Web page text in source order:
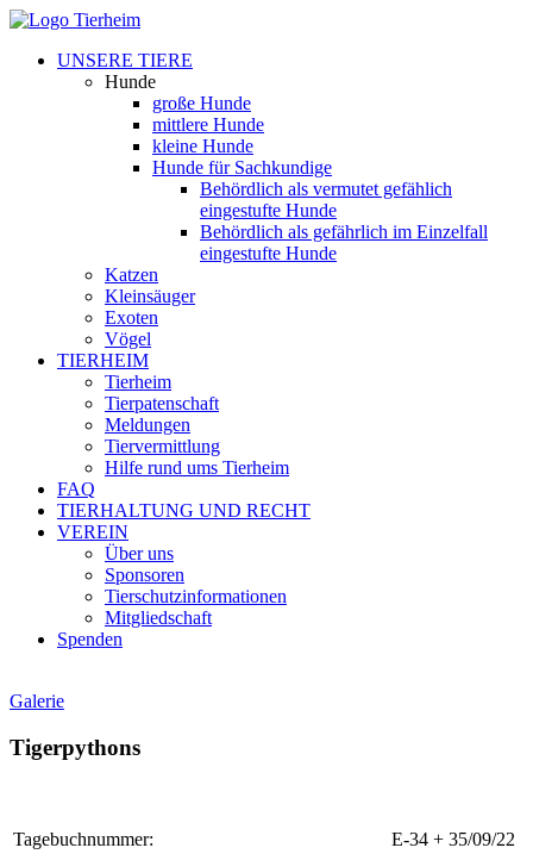
UNSERE TIERE
Hunde
große Hunde
mittlere Hunde
kleine Hunde
Hunde für Sachkundige
Behördlich als vermutet gefählich
eingestufte Hunde
Behördlich als gefährlich im Einzelfall
eingestufte Hunde
Katzen
Kleinsäuger
Exoten
Vögel
TIERHEIM
Tierheim
Tierpatenschaft
Meldungen
Tiervermittlung
Hilfe rund ums Tierheim
FAQ
TIERHALTUNG UND RECHT
VEREIN
Über uns
Sponsoren
Tierschutzinformationen
Mitgliedschaft
Spenden
Galerie
Tigerpythons
Tagebuchnummer:
E-34 + 35/09/22